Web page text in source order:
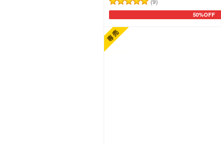
50%OFF
カートに追